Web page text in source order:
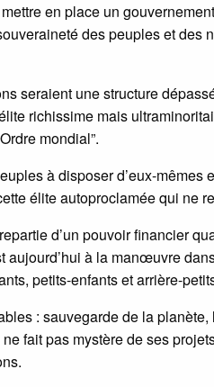
en place un
des peuples et des
seraient une structure
richissime mais
mondial”.
à disposer d’eux-mêmes
élite autoproclamée qui ne
d’un pouvoir financier
à la manœuvre
petits-enfants et arrière-
: sauvegarde de la
fait pas mystère de ses